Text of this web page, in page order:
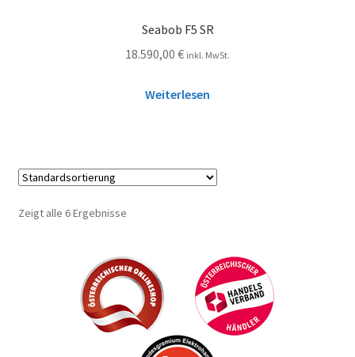
Seabob F5 SR
18.590,00 € inkl. MwSt.
Weiterlesen
Zeigt alle 6 Ergebnisse